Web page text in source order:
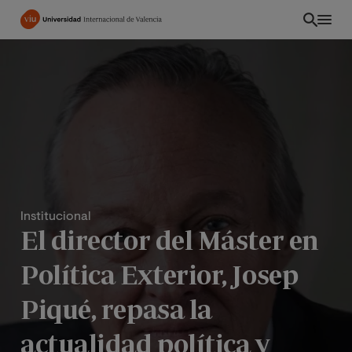
Pasar
Institucional
El director del Máster en
Política Exterior, Josep
Piqué, repasa la
actualidad política y